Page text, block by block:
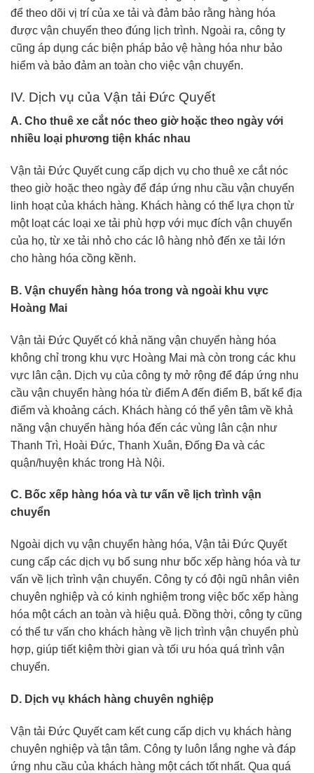
để theo dõi vị trí của xe tải và đảm bảo rằng hàng hóa
được vận chuyển theo đúng lịch trình. Ngoài ra, công ty
cũng áp dụng các biện pháp bảo vệ hàng hóa như bảo
hiểm và bảo đảm an toàn cho việc vận chuyển.
IV. Dịch vụ của Vận tải Đức Quyết
A. Cho thuê xe cắt nóc theo giờ hoặc theo ngày với
nhiều loại phương tiện khác nhau
Vận tải Đức Quyết cung cấp dịch vụ cho thuê xe cắt nóc
theo giờ hoặc theo ngày để đáp ứng nhu cầu vận chuyển
linh hoạt của khách hàng. Khách hàng có thể lựa chọn từ
một loạt các loại xe tải phù hợp với mục đích vận chuyển
của họ, từ xe tải nhỏ cho các lô hàng nhỏ đến xe tải lớn
cho hàng hóa cồng kềnh.
B. Vận chuyển hàng hóa trong và ngoài khu vực
Hoàng Mai
Vận tải Đức Quyết có khả năng vận chuyển hàng hóa
không chỉ trong khu vực Hoàng Mai mà còn trong các khu
vực lân cận. Dịch vụ của công ty mở rộng để đáp ứng nhu
cầu vận chuyển hàng hóa từ điểm A đến điểm B, bất kể địa
điểm và khoảng cách. Khách hàng có thể yên tâm về khả
năng vận chuyển hàng hóa đến các vùng lân cận như
Thanh Trì, Hoài Đức, Thanh Xuân, Đống Đa và các
quận/huyện khác trong Hà Nội.
C. Bốc xếp hàng hóa và tư vấn về lịch trình vận
chuyển
Ngoài dịch vụ vận chuyển hàng hóa, Vận tải Đức Quyết
cung cấp các dịch vụ bổ sung như bốc xếp hàng hóa và tư
vấn về lịch trình vận chuyển. Công ty có đội ngũ nhân viên
chuyên nghiệp và có kinh nghiệm trong việc bốc xếp hàng
hóa một cách an toàn và hiệu quả. Đồng thời, công ty cũng
có thể tư vấn cho khách hàng về lịch trình vận chuyển phù
hợp, giúp tiết kiệm thời gian và tối ưu hóa quá trình vận
chuyển.
D. Dịch vụ khách hàng chuyên nghiệp
Vận tải Đức Quyết cam kết cung cấp dịch vụ khách hàng
chuyên nghiệp và tận tâm. Công ty luôn lắng nghe và đáp
ứng nhu cầu của khách hàng một cách tốt nhất. Qua quá